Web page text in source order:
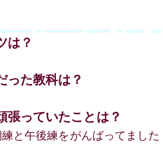
は？
った教科は？
張っていたことは？
と午後練をがんばってました